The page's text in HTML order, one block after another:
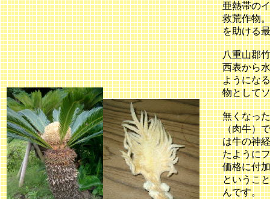
亜熱帯の
救荒作物
を助ける
八重山郡
西表から
ようにな
物として
無くなっ
（肉牛）
は牛の神
たように
価格に付
というこ
んです。